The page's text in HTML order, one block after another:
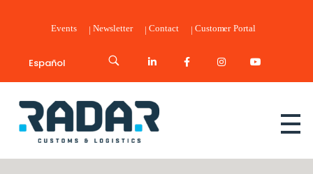
Events Newsletter Contact Customer Portal
Español
Radar Customs & Logistics